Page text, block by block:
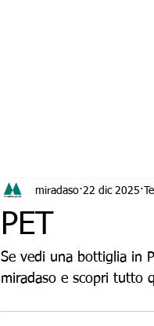
PET
miradaso 22 dic 2025
Se vedi una bottiglia in
miradaso e scopri tutto